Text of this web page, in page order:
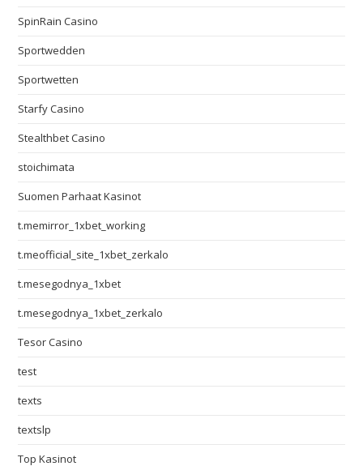
SpinRain Casino
Sportwedden
Sportwetten
Starfy Casino
Stealthbet Casino
stoichimata
Suomen Parhaat Kasinot
t.memirror_1xbet_working
t.meofficial_site_1xbet_zerkalo
t.mesegodnya_1xbet
t.mesegodnya_1xbet_zerkalo
Tesor Casino
test
texts
textslp
Top Kasinot